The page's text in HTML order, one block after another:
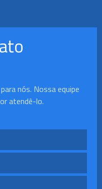
nós. Nossa equipe
atendê-lo.